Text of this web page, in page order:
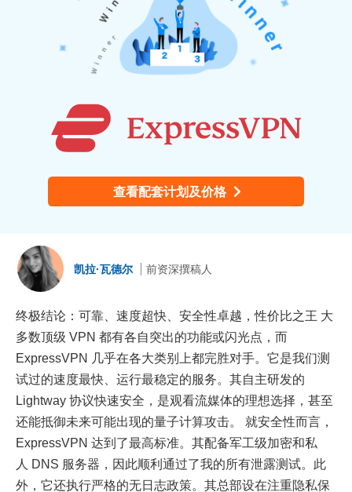
查看配套计划及价格
凯拉·瓦德尔 前资深撰稿人
终极结论：可靠、速度超快、安全性卓越，性价比之王 大
多数顶级 VPN 都有各自突出的功能或闪光点，而
ExpressVPN 几乎在各大类别上都完胜对手。它是我们测
试过的速度最快、运行最稳定的服务。其自主研发的
Lightway 协议快速安全，是观看流媒体的理想选择，甚至
还能抵御未来可能出现的量子计算攻击。 就安全性而言，
ExpressVPN 达到了最高标准。其配备军工级加密和私
人 DNS 服务器，因此顺利通过了我的所有泄露测试。此
外，它还执行严格的无日志政策。其总部设在注重隐私保